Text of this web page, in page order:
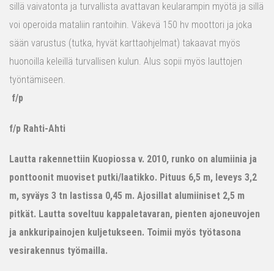
sillä vaivatonta ja turvallista avattavan keularampin myötä ja sillä
voi operoida mataliin rantoihin. Väkevä 150 hv moottori ja joka
sään varustus (tutka, hyvät karttaohjelmat) takaavat myös
huonoilla keleillä turvallisen kulun. Alus sopii myös lauttojen
työntämiseen.
f/p
f/p Rahti-Ahti
Lautta rakennettiin Kuopiossa v. 2010, runko on alumiinia ja
ponttoonit muoviset putki/laatikko. Pituus 6,5 m, leveys 3,2
m, syväys 3 tn lastissa 0,45 m. Ajosillat alumiiniset 2,5 m
pitkät. Lautta soveltuu kappaletavaran, pienten ajoneuvojen
ja ankkuripainojen kuljetukseen. Toimii myös työtasona
vesirakennus työmailla.